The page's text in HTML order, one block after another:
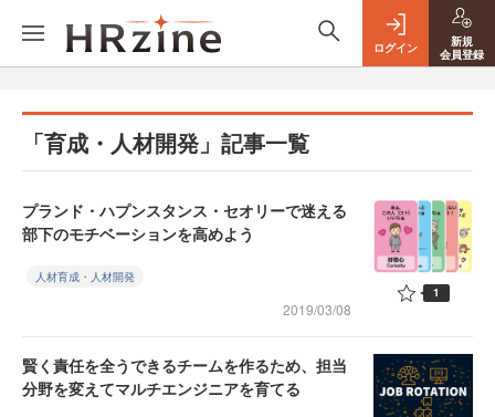
ログイン
新規
会員登録
「育成・人材開発」記事一覧
プランド・ハプンスタンス・セオリーで迷える
部下のモチベーションを高めよう
人材育成・人材開発
2019/03/08
1
賢く責任を全うできるチームを作るため、担当
分野を変えてマルチエンジニアを育てる